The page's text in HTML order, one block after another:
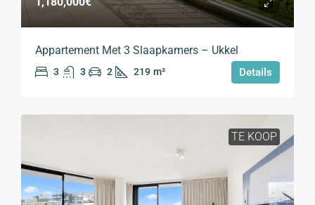
Appartement Met 3 Slaapkamers – Ukkel
3 3 2 219 m² Details
TE KOOP